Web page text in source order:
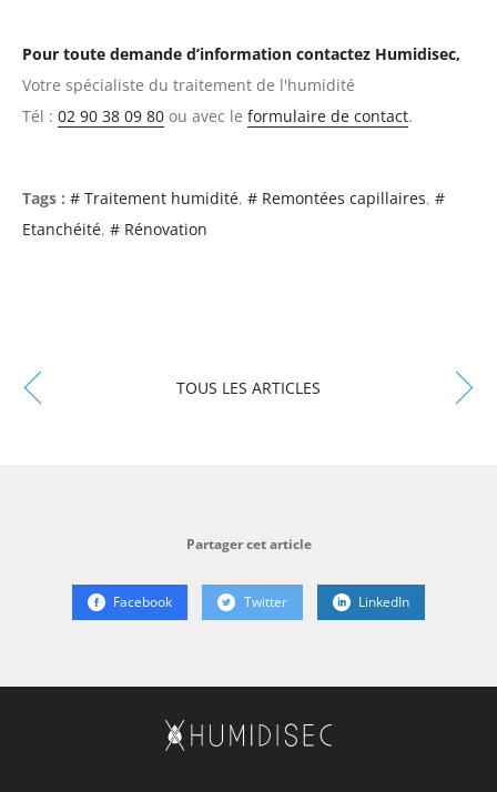
Pour toute demande d’information contactez Humidisec,
Votre spécialiste du traitement de l'humidité
Tél : 02 90 38 09 80 ou avec le formulaire de contact.
Tags : # Traitement humidité # Remontées capillaires #
Etanchéité # Rénovation
TOUS LES ARTICLES
Partager cet article
Facebook Twitter LinkedIn